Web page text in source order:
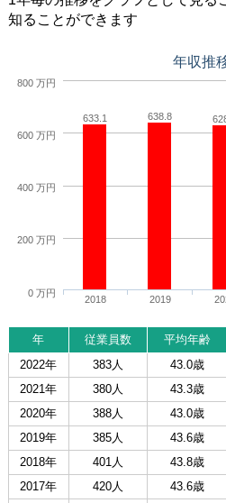
知ることができます
年収推
633.1 638.8
2018 2019
0 万円
200 万円
400 万円
600 万円
800 万円
年 従業員数 平均年齢
2022年
383人 43.0歳
2021年
380人 43.3歳
2020年
388人 43.0歳
2019年
385人 43.6歳
2018年
401人 43.8歳
2017年
420人 43.6歳